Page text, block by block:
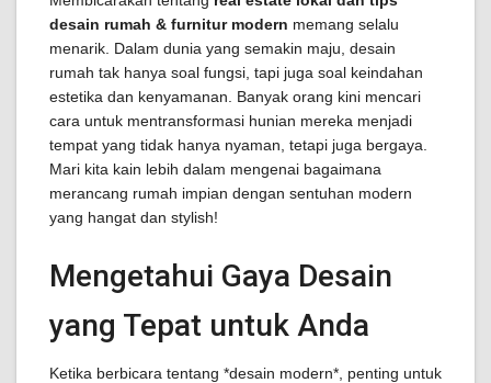
desain rumah & furnitur modern memang selalu
menarik. Dalam dunia yang semakin maju, desain
rumah tak hanya soal fungsi, tapi juga soal keindahan
estetika dan kenyamanan. Banyak orang kini mencari
cara untuk mentransformasi hunian mereka menjadi
tempat yang tidak hanya nyaman, tetapi juga bergaya.
Mari kita kain lebih dalam mengenai bagaimana
merancang rumah impian dengan sentuhan modern
yang hangat dan stylish!
Mengetahui Gaya Desain
yang Tepat untuk Anda
Ketika berbicara tentang *desain modern*, penting untuk